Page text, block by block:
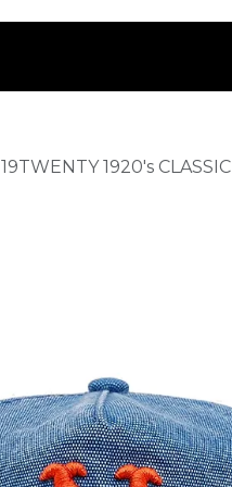
19TWENTY 1920's